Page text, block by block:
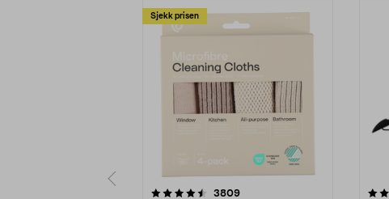
Sjekk prisen
3809anmeldelser
4.5av 5 stjerner